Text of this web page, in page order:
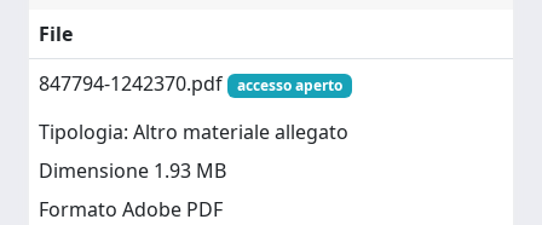
File
847794-1242370.pdf
accesso aperto
Tipologia: Altro materiale allegato
Dimensione 1.93 MB
Formato Adobe PDF